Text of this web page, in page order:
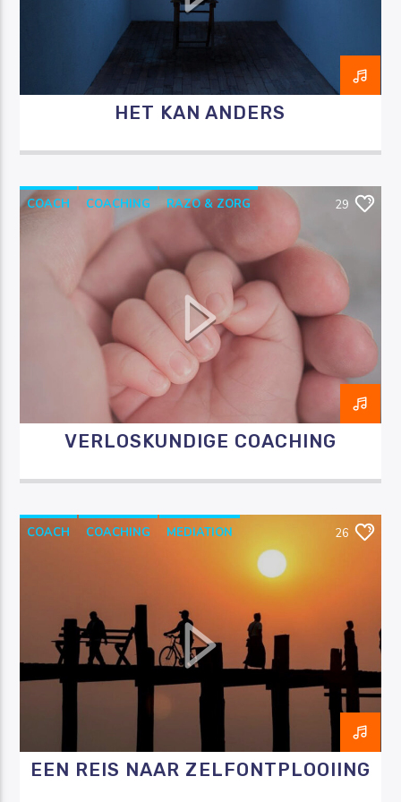
Luister RAZO online
HET KAN ANDERS
COACH COACHING
RAZO & ZORG
VERLOSKUNDE
VERLOSKUNDIGE
29
VERLOSKUNDIGE COACHING
COACH COACHING
MEDIATION
26
EEN REIS NAAR ZELFONTPLOOIING